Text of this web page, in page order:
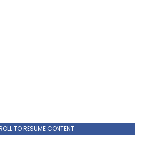
TO RESUME CONTENT